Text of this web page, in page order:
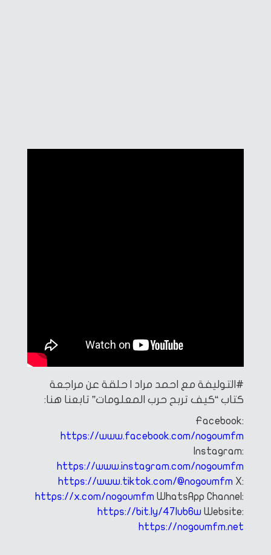
#التوليفة مع احمد مراد | حلقة عن مراجعة
كتاب “كيف تربح حرب المعلومات” تابعنا هنا:
Facebook:
https://www.facebook.com/nogoumfm
Instagram:
https://www.instagram.com/nogoumfm
https://www.tiktok.com/@nogoumfm X:
https://x.com/nogoumfm WhatsApp Channel:
https://bit.ly/47Iub6w Website:
https://nogoumfm.net